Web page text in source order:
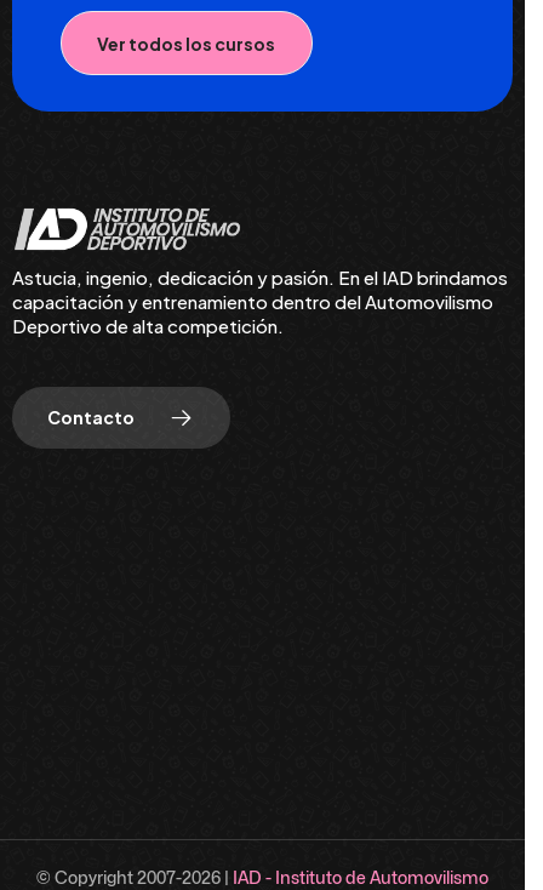
Ver todos los cursos
Astucia, ingenio, dedicación y pasión. En el IAD brindamos
capacitación y entrenamiento dentro del Automovilismo
Deportivo de alta competición.
Contacto
© Copyright 2007-2026 | IAD - Instituto de Automovilismo